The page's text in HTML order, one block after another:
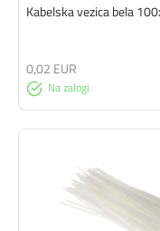
Kabelska vezica bela
Na zalogi
0,02 EUR